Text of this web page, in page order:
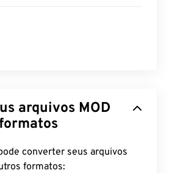
MOD
converter seus arquivos
formatos: